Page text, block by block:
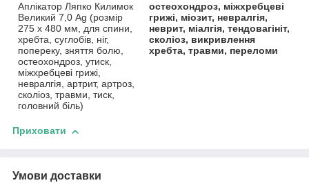
Аплікатор Ляпко Килимок
Великий 7,0 Ag (розмір
275 х 480 мм, для спини,
хребта, суглобів, ніг,
попереку, зняття болю,
остеохондроз, утиск,
міжхребцеві грижі,
невралгія, артрит, артроз,
сколіоз, травми, тиск,
головний біль)
остеохондроз, міжхребцеві
грижі, міозит, невралгія,
неврит, міалгія, тендовагініт,
сколіоз, викривлення
хребта, травми, переломи
Приховати
Умови доставки